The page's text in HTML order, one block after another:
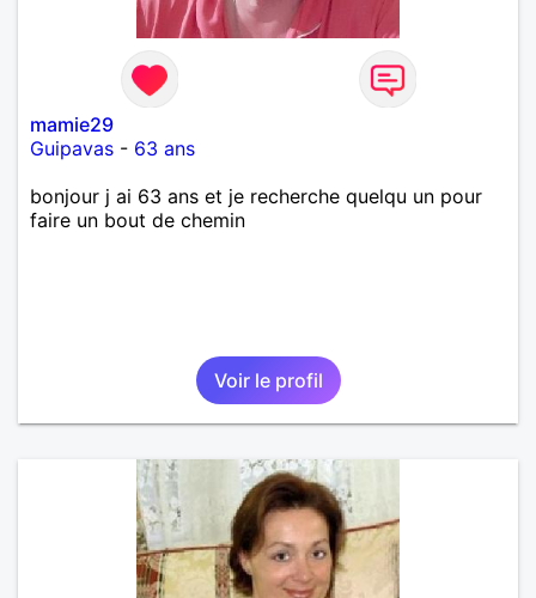
mamie29
Guipavas - 63 ans
bonjour j ai 63 ans et je recherche quelqu un pour
faire un bout de chemin
Voir le profil